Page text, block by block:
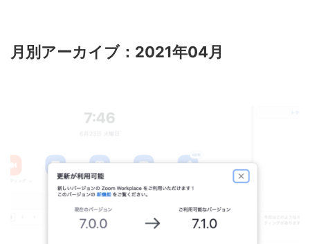
月別アーカイブ：2021年04月